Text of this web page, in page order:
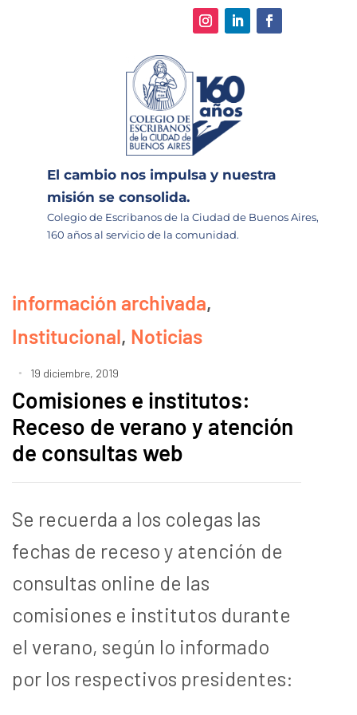
El cambio nos impulsa y nuestra
misión se consolida.
Colegio de Escribanos de la Ciudad de Buenos Aires,
160 años al servicio de la comunidad.
información archivada,
Institucional, Noticias
19 diciembre, 2019
Comisiones e institutos:
Receso de verano y atención
de consultas web
Se recuerda a los colegas las
fechas de receso y atención de
consultas online de las
comisiones e institutos durante
el verano, según lo informado
por los respectivos presidentes: